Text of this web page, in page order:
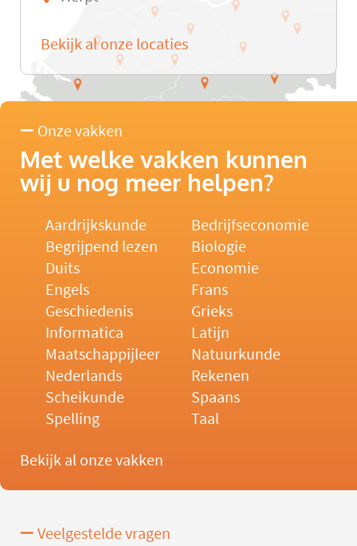
Bekijk al onze locaties
Onze vakken
Met welke vakken kunnen
wij u nog meer helpen?
Aardrijkskunde
Bedrijfseconomie
Begrijpend lezen
Biologie
Duits
Economie
Engels
Frans
Geschiedenis
Grieks
Informatica
Latijn
Maatschappijleer
Natuurkunde
Nederlands
Rekenen
Scheikunde
Spaans
Spelling
Taal
Bekijk al onze vakken
Veelgestelde vragen